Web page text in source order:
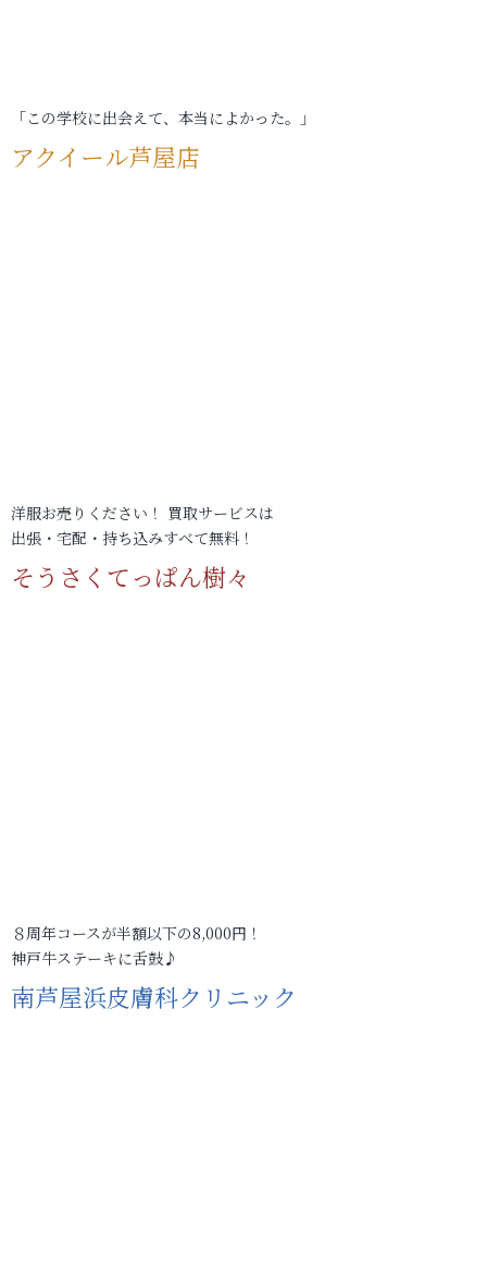
「この学校に出会えて、本当によかった。」
アクイール芦屋店
洋服お売りください！ 買取サービスは
出張・宅配・持ち込みすべて無料！
そうさくてっぱん樹々
８周年コースが半額以下の8,000円！
神戸牛ステーキに舌鼓♪
南芦屋浜皮膚科クリニック